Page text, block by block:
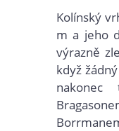
Kolínský
m a jeho
výrazně
když
nakonec